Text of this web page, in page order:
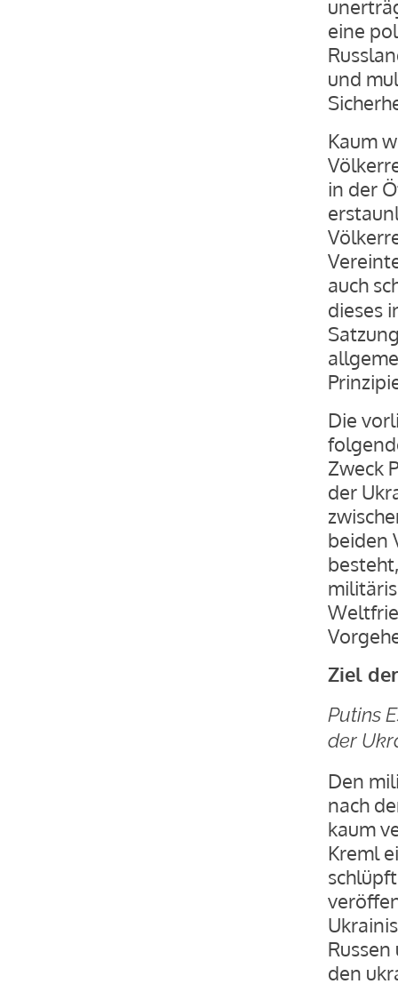
eine
und
Kaum
in der
auch
dieses
Die
Zweck
der
beiden
Ziel
Putins
der
Den
nach
kaum
Kreml
den